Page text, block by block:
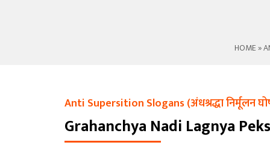
HOME»
Anti Supersition Slogans (अंधश्रद्धा निर्मूलन
Grahanchya Nadi Lagnya